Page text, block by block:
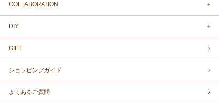
COLLABORATION
DIY
GIFT
ショッピングガイド
よくあるご質問